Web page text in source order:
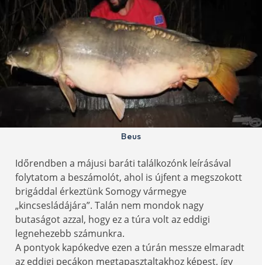
Beus
Időrendben a májusi baráti találkozónk leírásával
folytatom a beszámolót, ahol is újfent a megszokott
brigáddal érkeztünk Somogy vármegye
„kincsesládájára”. Talán nem mondok nagy
butaságot azzal, hogy ez a túra volt az eddigi
legnehezebb számunkra.
A pontyok kapókedve ezen a túrán messze elmaradt
az eddigi pecákon megtapasztaltakhoz képest, így